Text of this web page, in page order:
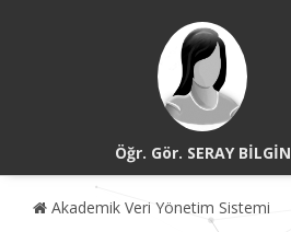
Öğr. Gör. SERAY BİLGİN
Akademik Veri Yönetim Sistemi